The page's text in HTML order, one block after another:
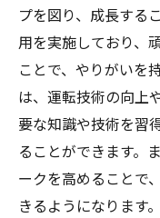
プを図り、成長する
用を実施しており、
ことで、やりがいを
は、運転技術の向上
要な知識や技術を習
ることができます。
ークを高めることで
きるようになります